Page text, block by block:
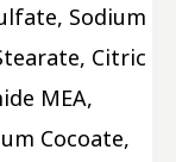
Sodium
Citric
MEA,
Cocoate,